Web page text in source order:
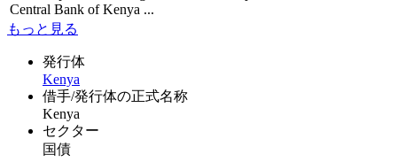
Central Bank of Kenya ...
もっと見る
発行体
Kenya
借手/発行体の正式名称
Kenya
セクター
国債